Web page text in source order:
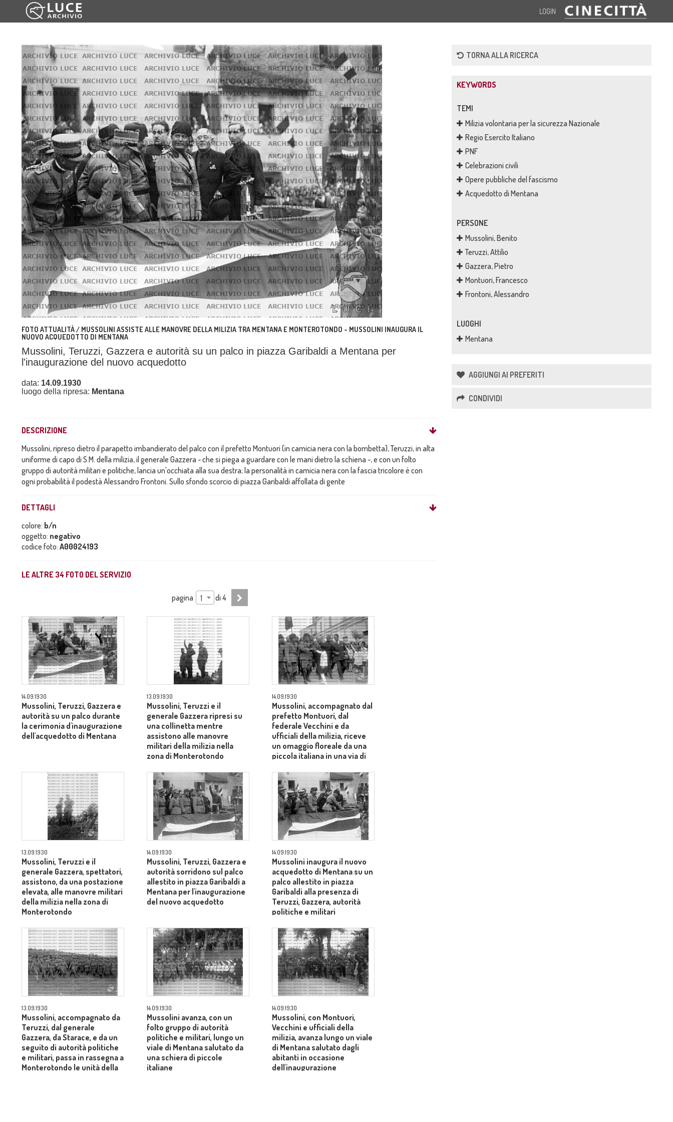
LOGIN
FOTO ATTUALITÀ / MUSSOLINI ASSISTE ALLE MANOVRE DELLA MILIZIA TRA MENTANA E MONTEROTONDO - MUSSOLINI INAUGURA IL
NUOVO ACQUEDOTTO DI MENTANA
Mussolini, Teruzzi, Gazzera e autorità su un palco in piazza Garibaldi a Mentana per
l'inaugurazione del nuovo acquedotto
data: 14.09.1930
luogo della ripresa: Mentana
DESCRIZIONE
Mussolini, ripreso dietro il parapetto imbandierato del palco con il prefetto Montuori (in camicia nera con la bombetta), Teruzzi, in alta
uniforme di capo di S.M. della milizia, il generale Gazzera - che si piega a guardare con le mani dietro la schiena -, e con un folto
gruppo di autorità militari e politiche, lancia un'occhiata alla sua destra; la personalità in camicia nera con la fascia tricolore è con
ogni probabilità il podestà Alessandro Frontoni. Sullo sfondo scorcio di piazza Garibaldi affollata di gente
DETTAGLI
colore: b/n
oggetto: negativo
codice foto: A00024193
LE ALTRE 34 FOTO DEL SERVIZIO
pagina 1 di4
14.09.1930
Mussolini, Teruzzi, Gazzera e
autorità su un palco durante
la cerimonia d'inaugurazione
dell'acquedotto di Mentana
13.09.1930
Mussolini, Teruzzi e il
generale Gazzera ripresi su
una collinetta mentre
assistono alle manovre
militari della milizia nella
zona di Monterotondo
14.09.1930
Mussolini, accompagnato dal
prefetto Montuori, dal
federale Vecchini e da
ufficiali della milizia, riceve
un omaggio floreale da una
piccola italiana in una via di
13.09.1930
Mussolini, Teruzzi e il
generale Gazzera, spettatori,
assistono, da una postazione
elevata, alle manovre militari
della milizia nella zona di
Monterotondo
14.09.1930
Mussolini, Teruzzi, Gazzera e
autorità sorridono sul palco
allestito in piazza Garibaldi a
Mentana per l'inaugurazione
del nuovo acquedotto
14.09.1930
Mussolini inaugura il nuovo
acquedotto di Mentana su un
palco allestito in piazza
Garibaldi alla presenza di
Teruzzi, Gazzera, autorità
politiche e militari
13.09.1930
Mussolini, accompagnato da
Teruzzi, dal generale
Gazzera, da Starace, e da un
seguito di autorità politiche
e militari, passa in rassegna a
Monterotondo le unità della
14.09.1930
Mussolini avanza, con un
folto gruppo di autorità
politiche e militari, lungo un
viale di Mentana salutato da
una schiera di piccole
italiane
14.09.1930
Mussolini, con Montuori,
Vecchini e ufficiali della
milizia, avanza lungo un viale
di Mentana salutato dagli
abitanti in occasione
dell'inaugurazione
TORNA ALLA RICERCA
KEYWORDS
TEMI
Milizia volontaria per la sicurezza Nazionale
Regio Esercito Italiano
PNF
Celebrazioni civili
Opere pubbliche del fascismo
Acquedotto di Mentana
PERSONE
Mussolini, Benito
Teruzzi, Attilio
Gazzera, Pietro
Montuori, Francesco
Frontoni, Alessandro
LUOGHI
Mentana
AGGIUNGI AI PREFERITI
CONDIVIDI